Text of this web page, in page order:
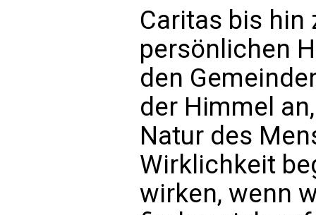
Caritas bis hin
persönlichen
den
der Himmel
Natur des
Wirklichkeit
wirken, wenn